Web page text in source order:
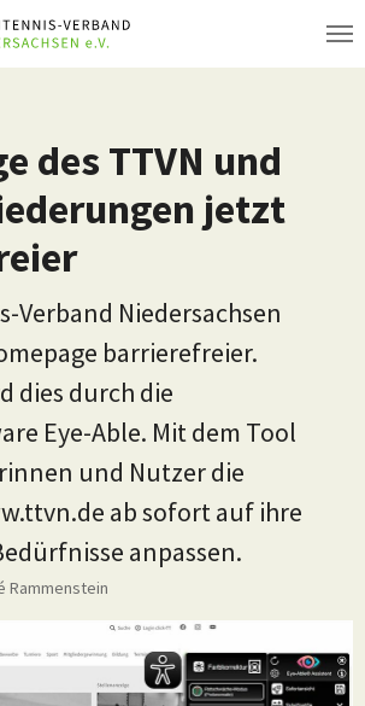
des TTVN und
jetzt
Verband Niedersachsen
barrierefreier.
dies durch die
Eye-Able. Mit dem Tool
und Nutzer die
ab sofort auf ihre
anpassen.
Rammenstein